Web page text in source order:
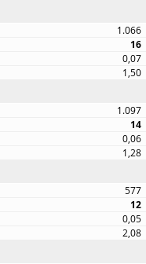
1.066
16
0,07
1,50
1.097
14
0,06
1,28
577
12
0,05
2,08